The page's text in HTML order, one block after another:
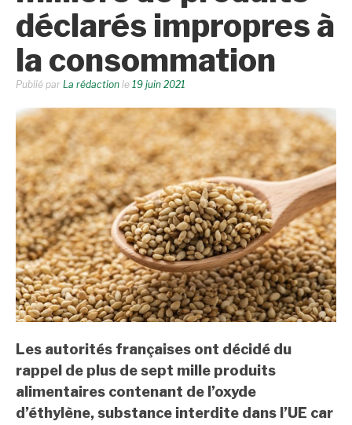
déclarés impropres à
la consommation
Publié par La rédaction le 19 juin 2021
Les autorités françaises ont décidé du
rappel de plus de sept mille produits
alimentaires contenant de l’oxyde
d’éthylène, substance interdite dans l’UE car